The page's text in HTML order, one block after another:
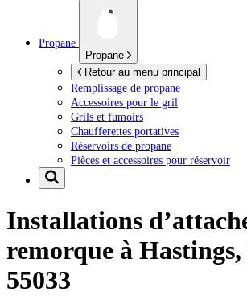
Propane
Propane
Retour au menu principal
Remplissage de propane
Accessoires pour le gril
Grils et fumoirs
Chaufferettes portatives
Réservoirs de propane
Pièces et accessoires pour réservoir
Installations
remorque à
55033